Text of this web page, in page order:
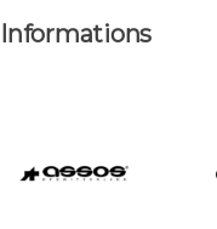
Informations